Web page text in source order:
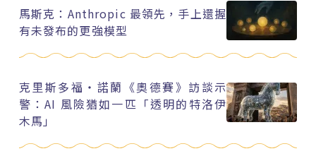
馬斯克：Anthropic 最領先，手上還握
有未發布的更強模型
克里斯多福・諾蘭《奧德賽》訪談示
警：AI 風險猶如一匹「透明的特洛伊
木馬」